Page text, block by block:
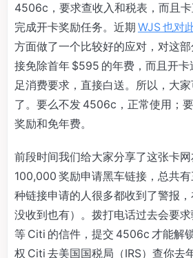
4506c，要求查收入和税表，而且
完成开卡奖励任务。近期 WJS 也对
方面做了一个比较好的应对，对这
接免除首年 $595 的年费，而且开
足消费要求，直接白送。所以，大
了。要么不发 4506c，正常使用；
奖励和免年费。
前段时间我们给大家分享了这张卡
100,000 奖励申请黑车链接，总共
种链接申请的人很多都收到了警报
没收到也有）。拨打电话过去会要
等 Citi 的信件，提交 4506c 才能解
权 Citi 去美国国税局（IRS）查你去